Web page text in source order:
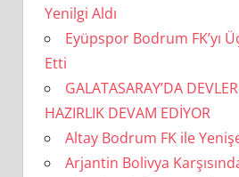
Yenilgi Aldı
Eyüpspor Bodrum FK’yı
Etti
GALATASARAY’DA
HAZIRLIK DEVAM EDİYOR
Altay Bodrum FK ile
Arjantin Bolivya